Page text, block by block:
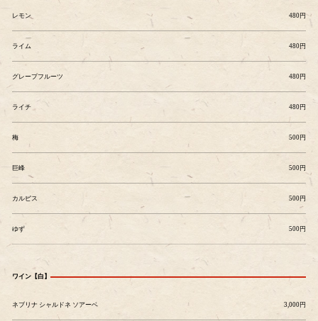
レモン 480円
ライム 480円
グレープフルーツ 480円
ライチ 480円
梅 500円
巨峰 500円
カルピス 500円
ゆず 500円
ワイン【白】
ネブリナ シャルドネ ソアーベ 3,000円